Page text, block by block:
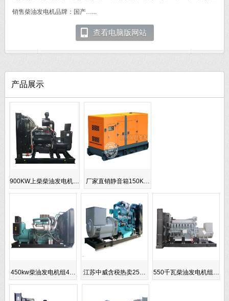
销售柴油发电机品牌：国产…...
查看电脑版网站
产品展示
900KW上柴柴油发电机… 厂家直销静音箱150K…
450kw柴油发电机组4… 江苏中威含税热卖25… 550千瓦柴油发电机组…